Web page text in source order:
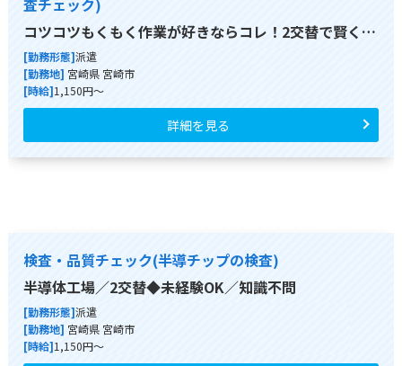
査チェック)
コツコツもくもく作業が好きならコレ！2交替で賢く…
[勤務形態]派遣
[勤務地] 宮崎県 宮崎市
[時給]1,150円～
詳細を見る
検査・品質チェック(半導チップの検査)
半導体工場／2交替◆未経験OK／知識不問
[勤務形態]派遣
[勤務地] 宮崎県 宮崎市
[時給]1,150円～